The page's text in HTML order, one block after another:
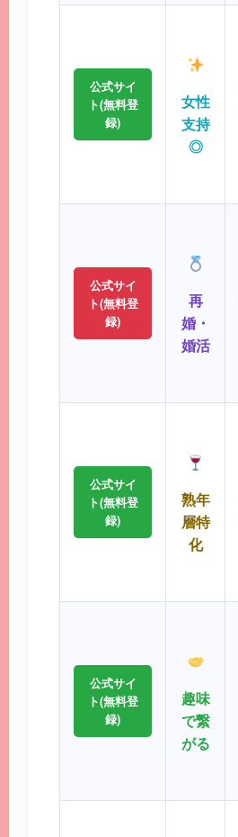
公式サイ
ト(無料登
録)
女性
支持
◎
公式サイ
ト(無料登
録)
再
婚・
婚活
公式サイ
ト(無料登
録)
熟年
層特
化
公式サイ
ト(無料登
録)
趣味
で繋
がる